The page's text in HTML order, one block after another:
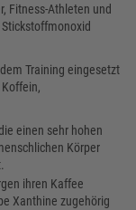
Fitness-Athleten und
Stickstoffmonoxid
Training eingesetzt
einen sehr hohen
Körper
ihren Kaffee
Xanthine zugehörig